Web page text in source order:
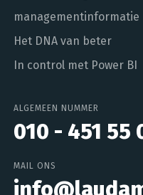
managementinformatie
Het DNA van beter
In control met Power BI
ALGEMEEN NUMMER
010 - 451 55
MAIL ONS